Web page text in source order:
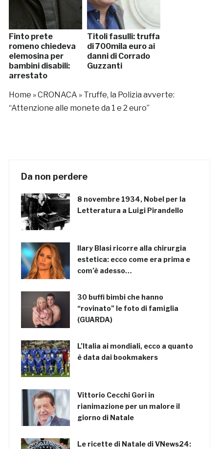
Finto prete
romeno chiedeva
elemosina per
bambini disabili:
arrestato
Titoli fasulli: truffa
di 700mila euro ai
danni di Corrado
Guzzanti
Home »CRONACA » Truffe, la Polizia avverte:
“Attenzione alle monete da 1 e 2 euro”
Da non perdere
8 novembre 1934, Nobel per la
Letteratura a Luigi Pirandello
Ilary Blasi ricorre alla chirurgia
estetica: ecco come era prima e
com’è adesso…
30 buffi bimbi che hanno
“rovinato” le foto di famiglia
(GUARDA)
L’Italia ai mondiali, ecco a quanto
è data dai bookmakers
Vittorio Cecchi Gori in
rianimazione per un malore il
giorno di Natale
Le ricette di Natale di VNews24: